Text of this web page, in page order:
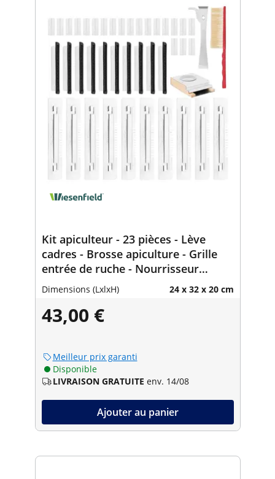
Kit apiculteur - 23 pièces - Lève
cadres - Brosse apiculture - Grille
entrée de ruche - Nourrisseur
abeille - Piège à insectes
Dimensions (LxlxH) 24 x 32 x 20 cm
43,00 €
Meilleur prix garanti
Disponible
LIVRAISON GRATUITE env. 14/08
Ajouter au panier